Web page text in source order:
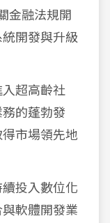
金融法規開
開發與升級
入超高齡社
的蓬勃發
市場領先地
續投入數位化
軟體開發業